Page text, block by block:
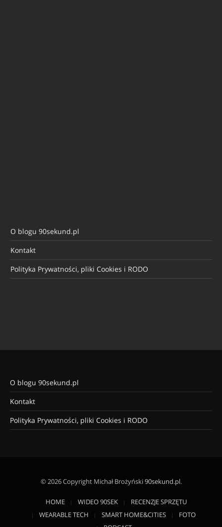
O blogu 90sekund.pl
Kontakt
Polityka Prywatności, pliki Cookies i RODO
O blogu 90sekund.pl
Kontakt
Polityka Prywatności, pliki Cookies i RODO
© 2026 Copyright Michał Brożyński90sekund.pl.
HOME WIDEO 90SEK
RECENZJE SPRZĘTU
WEARABLE TECH
SMART HOME&CITIES
FOTO